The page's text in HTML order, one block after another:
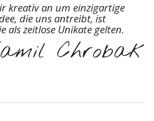
kreativ an um einzigartige
die uns antreibt, ist
als zeitlose Unikate gelten.
Chrobak